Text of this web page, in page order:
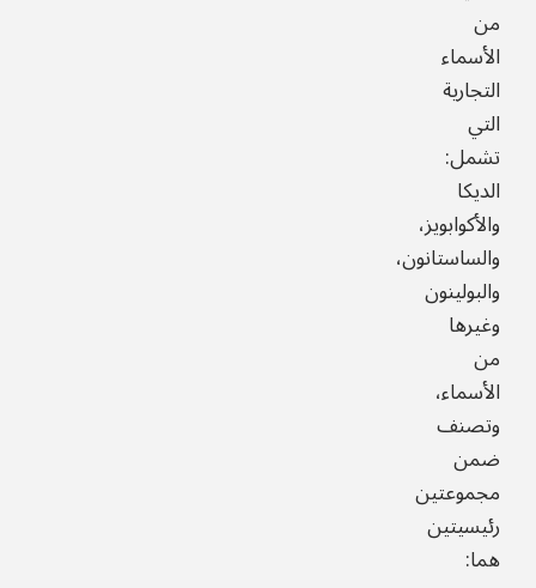
من
الأسماء
التجارية
التي
تشمل:
الديكا
والأكوابويز،
والساستانون،
والبولينون
وغيرها
من
الأسماء،
وتصنف
ضمن
مجموعتين
رئيسيتين
هما: